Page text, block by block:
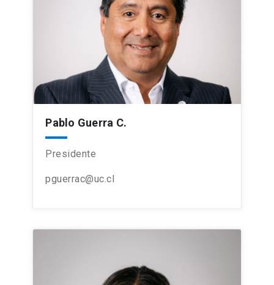
Pablo Guerra C.
Presidente
pguerrac@uc.cl